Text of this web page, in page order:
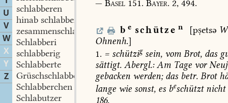
U
V
W
X
Y
Z
schlabberen
hinab schlabberen
zesammenschlabberen
Schlabberi
schlabberig
Schlabberte
Grüschschlabberte
Schlabberchen
Schlabutzer
— Basel 151. Bayer. 2, 494.
b e schütze n [petsə
Ohnenh.]
1. = schützig sein, vom Brot, das
sättigt. Abergl.:Am Tage vor
gebacken werden;das betr. Brot
lange wie sonst, es beschützt nicht
186.